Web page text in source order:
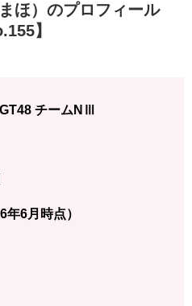
ほ）のプロフィール
】
チームNⅢ
6月時点）